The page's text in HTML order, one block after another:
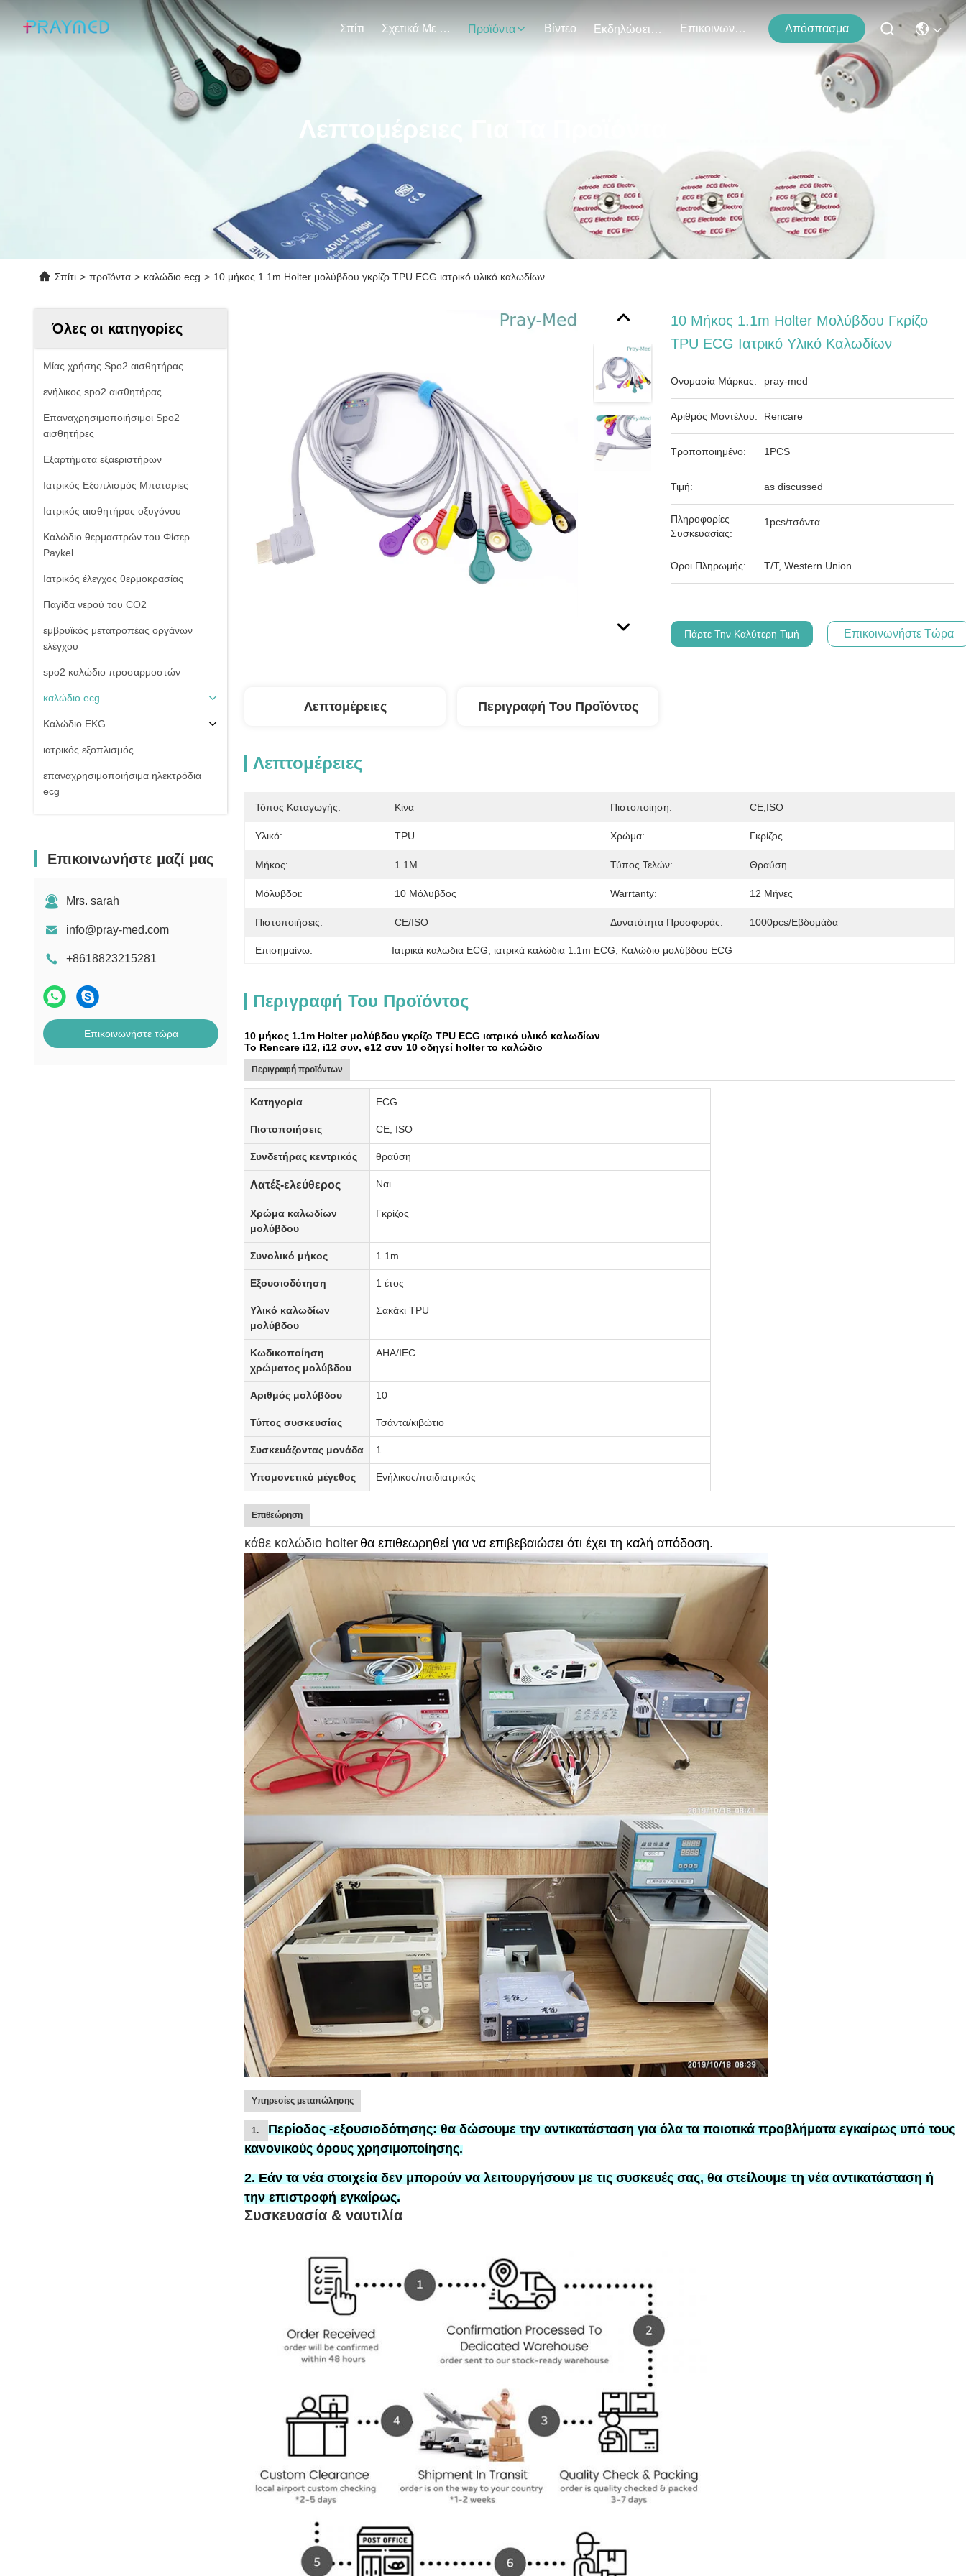
Σπίτι Σχετικά Με Εμάς Προϊόντα Βίντεο Εκδηλώσεις Επικοινωνήστε Μαζί Μας Απόσπασμα
Λεπτομέρειες Για Τα Προϊόντα
Σπίτι > προϊόντα > καλώδιο ecg > 10 μήκος 1.1m Holter μολύβδου γκρίζο TPU ECG ιατρικό υλικό καλωδίων
Όλες οι κατηγορίες
Μίας χρήσης Spo2 αισθητήρας
ενήλικος spo2 αισθητήρας
Επαναχρησιμοποιήσιμοι Spo2
αισθητήρες
Εξαρτήματα εξαεριστήρων
Ιατρικός Εξοπλισμός Μπαταρίες
Ιατρικός αισθητήρας οξυγόνου
Καλώδιο θερμαστρών του Φίσερ
Paykel
Ιατρικός έλεγχος θερμοκρασίας
Παγίδα νερού του CO2
εμβρυϊκός μετατροπέας οργάνων
ελέγχου
spo2 καλώδιο προσαρμοστών
καλώδιο ecg
Καλώδιο EKG
ιατρικός εξοπλισμός
επαναχρησιμοποιήσιμα ηλεκτρόδια
ecg
Της εισβολής καλώδιο πίεσης του
μη της εισβολής μανσέτα πίεσης του
Εξαρτήματα εξοπλισμού
Επικοινωνήστε μαζί μας
Mrs. sarah
info@pray-med.com
+8618823215281
Επικοινωνήστε τώρα
10 Μήκος 1.1m Holter Μολύβδου Γκρίζο
TPU ECG Ιατρικό Υλικό Καλωδίων
Ονομασία Μάρκας: pray-med
Αριθμός Μοντέλου: Rencare
Τροποποιημένο: 1PCS
Τιμή: as discussed
Πληροφορίες
Συσκευασίας:
1pcs/τσάντα
Όροι Πληρωμής: T/T, Western Union
Πάρτε Την Καλύτερη Τιμή Επικοινωνήστε Τώρα
Λεπτομέρειες Περιγραφή Του Προϊόντος
Λεπτομέρειες
Τόπος Καταγωγής: Κίνα Πιστοποίηση: CE,ISO
Υλικό: TPU Χρώμα: Γκρίζος
Μήκος: 1.1M Τύπος Τελών: Θραύση
Μόλυβδοι: 10 Μόλυβδος Warrtanty: 12 Μήνες
Πιστοποιήσεις: CE/ISO Δυνατότητα Προσφοράς: 1000pcs/εβδομάδα
Επισημαίνω: Ιατρικά καλώδια ECG ιατρικά καλώδια 1.1m ECG Καλώδιο μολύβδου ECG
Περιγραφή Του Προϊόντος
10 μήκος 1.1m Holter μολύβδου γκρίζο TPU ECG ιατρικό υλικό καλωδίων
Το Rencare i12, i12 συν, e12 συν 10 οδηγεί holter το καλώδιο
Περιγραφή προϊόντων
Κατηγορία ECG
Πιστοποιήσεις CE, ISO
Συνδετήρας κεντρικός θραύση
Λατέξ-ελεύθερος Ναι
Χρώμα καλωδίων
μολύβδου
Γκρίζος
Συνολικό μήκος 1.1m
Εξουσιοδότηση 1 έτος
Υλικό καλωδίων
μολύβδου
Σακάκι TPU
Κωδικοποίηση
χρώματος μολύβδου
AHA/IEC
Αριθμός μολύβδου 10
Τύπος συσκευσίας Τσάντα/κιβώτιο
Συσκευάζοντας μονάδα 1
Υπομονετικό μέγεθος Ενήλικος/παιδιατρικός
Επιθεώρηση
κάθε καλώδιο holter θα επιθεωρηθεί για να επιβεβαιώσει ότι έχει τη καλή απόδοση.
Υπηρεσίες μεταπώλησης
1. Περίοδος -εξουσιοδότησης:θα δώσουμε την αντικατάστασηγιαόλα τα ποιοτικά προβλήματα εγκαίρως υπό τους
κανονικούς όρους χρησιμοποίησης.
2. Εάν τα νέα στοιχεία δεν μπορούν να λειτουργήσουν με τις συσκευές σας, θα στείλουμε τη νέα αντικατάσταση ή
την επιστροφή εγκαίρως.
Συσκευασία & ναυτιλία